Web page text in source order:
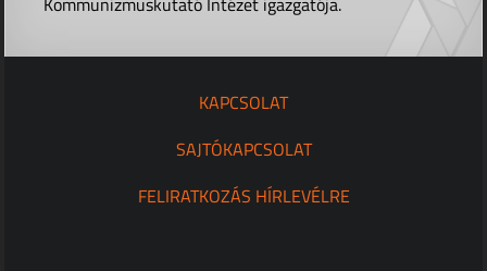
KAPCSOLAT
SAJTÓKAPCSOLAT
FELIRATKOZÁS HÍRLEVÉLRE